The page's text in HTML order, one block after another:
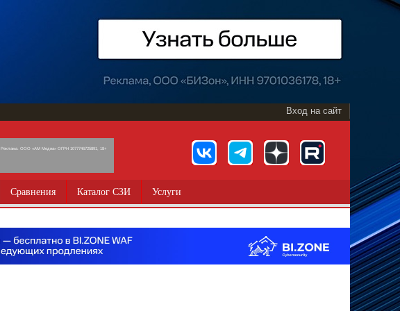
Вход на сайт
Реклама. ООО «АМ Медиа» ОГРН 1077746725891, 18+
Сравнения Каталог СЗИ Услуги